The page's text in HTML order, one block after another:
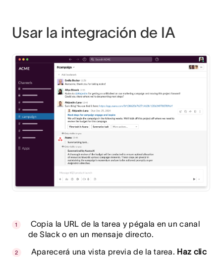
Usar la integración de IA
Copia la URL de la tarea y pégala en un canal
de Slack o en un mensaje directo.
Aparecerá una vista previa de la tarea. Haz clic